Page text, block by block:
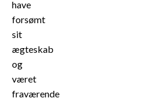
have
forsømt
sit
ægteskab
og
været
fraværende